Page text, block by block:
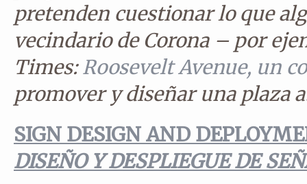
pretenden cuestionar lo que
vecindario de Corona – por
Times:Roosevelt Avenue, un
promover y diseñar una plaza
SIGN DESIGN AND
DISEÑO Y DESPLIEGUE DE